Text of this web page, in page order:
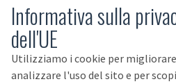
AUDI TSV D5 TÜR
CHANGO - BRACCIO ROBOTICO
GERMANIA 2020 200 ORE
Informativa sulla
dell'UE
Utilizziamo i cookie per
analizzare l'uso del sito e per